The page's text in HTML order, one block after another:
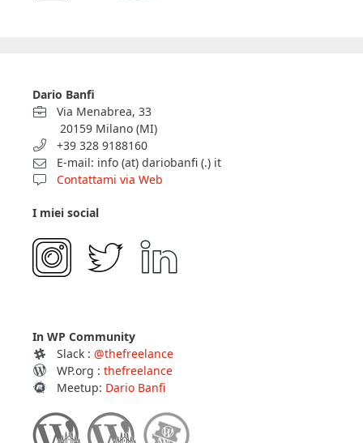
Dario Banfi
Via Menabrea, 33
20159 Milano (MI)
+39 328 9188160
E-mail: info (at) dariobanfi (.) it
Contattami via Web
I miei social
In WP Community
Slack : @thefreelance
WP.org : thefreelance
Meetup: Dario Banfi